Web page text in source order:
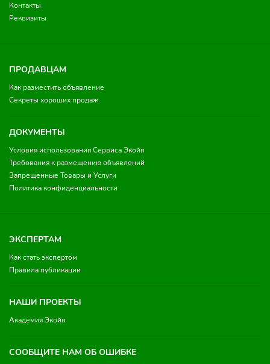
Контакты
Реквизиты
ПРОДАВЦАМ
Как разместить объявление
Секреты хороших продаж
ДОКУМЕНТЫ
Условия использования Сервиса Экойя
Требования к размещению объявлений
Запрещенные Товары и Услуги
Политика конфиденциальности
ЭКСПЕРТАМ
Как стать экспертом
Правила публикации
НАШИ ПРОЕКТЫ
Академия Экойя
СООБЩИТЕ НАМ ОБ ОШИБКЕ